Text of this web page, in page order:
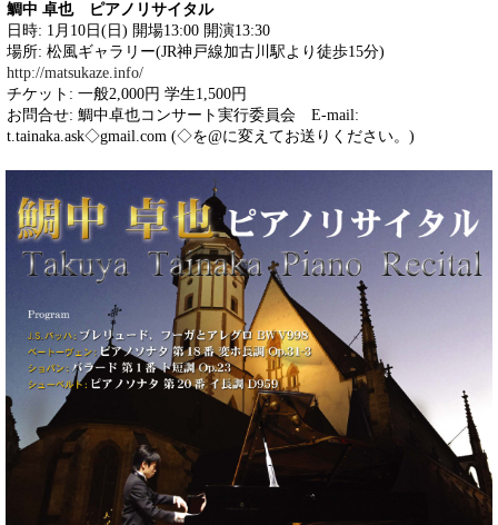
鯛中 卓也 ピアノリサイタル
日時: 1月10日(日) 開場13:00 開演13:30
場所: 松風ギャラリー(JR神戸線加古川駅より徒歩15分)
http://matsukaze.info/
チケット: 一般2,000円 学生1,500円
お問合せ: 鯛中卓也コンサート実行委員会 E-mail:
t.tainaka.ask◇gmail.com (◇を@に変えてお送りください。)